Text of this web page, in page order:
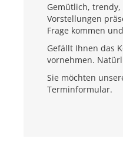
Gemütlich,
Vorstellungen
Frage kommen
Gefällt Ihnen das
vornehmen.
Sie möchten
Terminformular.